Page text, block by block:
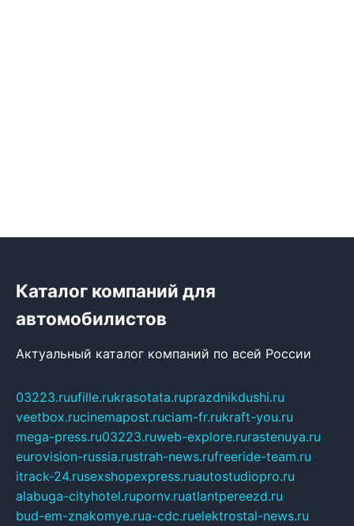
Каталог компаний для
автомобилистов
Актуальный каталог компаний по всей России
03223.ruufille.rukrasotata.ruprazdnikdushi.ru
veetbox.rucinemapost.ruciam-fr.rukraft-you.ru
mega-press.ru03223.ruweb-explore.rurastenuya.ru
eurovision-russia.rustrah-news.rufreeride-team.ru
itrack-24.rusexshopexpress.ruautostudiopro.ru
alabuga-cityhotel.rupornv.ruatlantpereezd.ru
bud-em-znakomye.rua-cdc.ruelektrostal-news.ru